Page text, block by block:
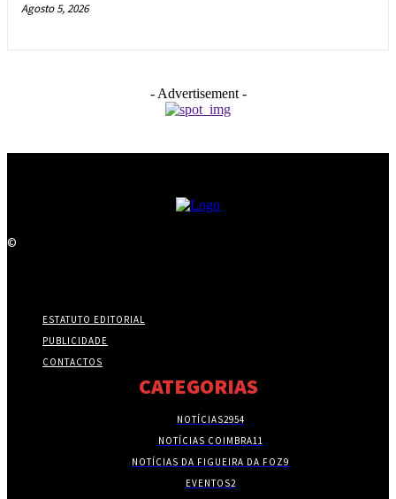
Agosto 5, 2026
- Advertisement -
©
ESTATUTO EDITORIAL
PUBLICIDADE
CONTACTOS
CATEGORIAS
NOTÍCIAS2954
NOTÍCIAS COIMBRA11
NOTÍCIAS DA FIGUEIRA DA FOZ9
EVENTOS2